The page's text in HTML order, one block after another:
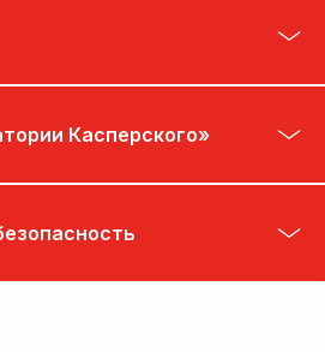
Касперского»